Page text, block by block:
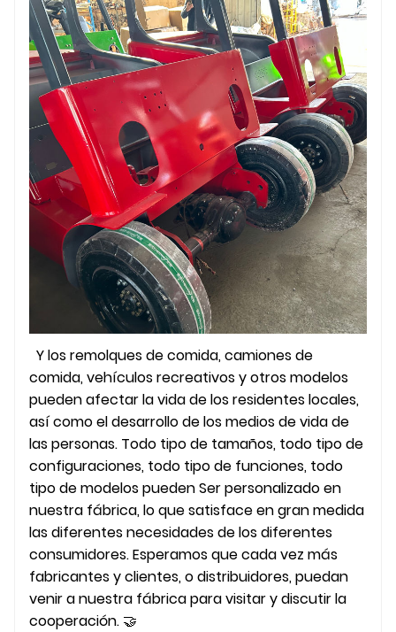
Y los remolques de comida, camiones de
comida, vehículos recreativos y otros modelos
pueden afectar la vida de los residentes locales,
así como el desarrollo de los medios de vida de
las personas. Todo tipo de tamaños, todo tipo de
configuraciones, todo tipo de funciones, todo
tipo de modelos pueden Ser personalizado en
nuestra fábrica, lo que satisface en gran medida
las diferentes necesidades de los diferentes
consumidores. Esperamos que cada vez más
fabricantes y clientes, o distribuidores, puedan
venir a nuestra fábrica para visitar y discutir la
cooperación. 🤝